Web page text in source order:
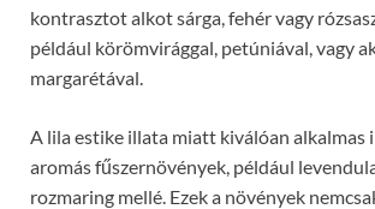
kontrasztot alkot sárga, fehér vagy
például körömvirággal, petúniával, vagy
margarétával.
A lila estike illata miatt kiválóan alkalmas
aromás fűszernövények, például
rozmaring mellé. Ezek a növények